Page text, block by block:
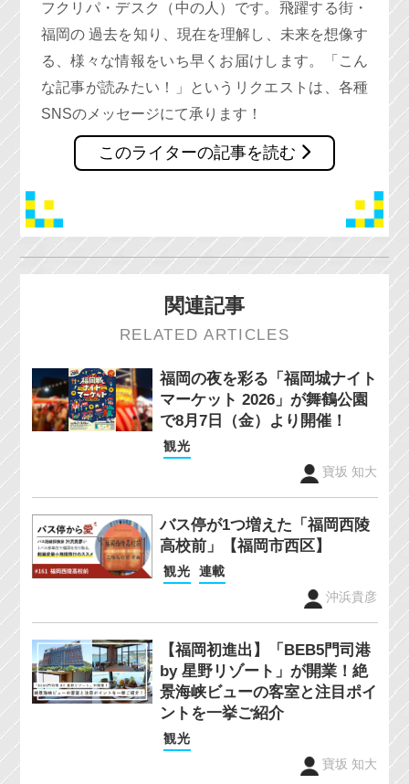
フクリパ・デスク（中の人）です。飛躍する街・
福岡の 過去を知り、現在を理解し、未来を想像す
る、様々な情報をいち早くお届けします。「こん
な記事が読みたい！」というリクエストは、各種
SNSのメッセージにて承ります！
このライターの記事を読む
関連記事
RELATED ARTICLES
福岡の夜を彩る「福岡城ナイト
マーケット 2026」が舞鶴公園
で8月7日（金）より開催！
観光
寶坂 知大
バス停が1つ増えた「福岡西陵
高校前」【福岡市西区】
観光
連載
沖浜貴彦
【福岡初進出】「BEB5門司港
by 星野リゾート」が開業！絶
景海峡ビューの客室と注目ポイ
ントを一挙ご紹介
観光
寶坂 知大